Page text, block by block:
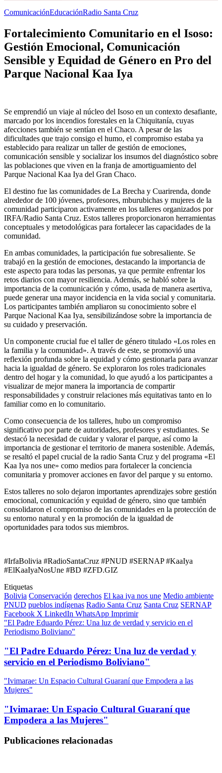
ComunicaciónEducaciónRadio Santa Cruz
Fortalecimiento Comunitario en el Isoso:
Gestión Emocional, Comunicación
Sensible y Equidad de Género en Pro del
Parque Nacional Kaa Iya
Se emprendió un viaje al núcleo del Isoso en un contexto desafiante,
marcado por los incendios forestales en la Chiquitanía, cuyas
afecciones también se sentían en el Chaco. A pesar de las
dificultades que trajo consigo el humo, el compromiso estaba ya
establecido para realizar un taller de gestión de emociones,
comunicación sensible y socializar los insumos del diagnóstico sobre
las poblaciones que viven en la franja de amortiguamiento del
Parque Nacional Kaa Iya del Gran Chaco.
El destino fue las comunidades de La Brecha y Cuarirenda, donde
alrededor de 100 jóvenes, profesores, mburubichas y mujeres de la
comunidad participaron activamente en los talleres organizados por
IRFA/Radio Santa Cruz. Estos talleres proporcionaron herramientas
conceptuales y metodológicas para fortalecer las capacidades de la
comunidad.
En ambas comunidades, la participación fue sobresaliente. Se
trabajó en la gestión de emociones, destacando la importancia de
este aspecto para todas las personas, ya que permite enfrentar los
retos diarios con mayor resiliencia. Además, se habló sobre la
importancia de la comunicación y cómo, usada de manera asertiva,
puede generar una mayor incidencia en la vida social y comunitaria.
Los participantes también ampliaron su conocimiento sobre el
Parque Nacional Kaa Iya, sensibilizándose sobre la importancia de
su cuidado y preservación.
Un componente crucial fue el taller de género titulado «Los roles en
la familia y la comunidad». A través de este, se promovió una
reflexión profunda sobre la equidad y cómo gestionarla para avanzar
hacia la igualdad de género. Se exploraron los roles tradicionales
dentro del hogar y la comunidad, lo que ayudó a los participantes a
visualizar de mejor manera la importancia de compartir
responsabilidades y construir relaciones más equitativas tanto en lo
familiar como en lo comunitario.
Como consecuencia de los talleres, hubo un compromiso
significativo por parte de autoridades, profesores y estudiantes. Se
destacó la necesidad de cuidar y valorar el parque, así como la
importancia de gestionar el territorio de manera sostenible. Además,
se resaltó el papel crucial de la radio Santa Cruz y del programa «El
Kaa Iya nos une» como medios para fortalecer la conciencia
comunitaria y promover acciones en favor del parque y su entorno.
Estos talleres no solo dejaron importantes aprendizajes sobre gestión
emocional, comunicación y equidad de género, sino que también
consolidaron el compromiso de las comunidades en la protección de
su entorno natural y en la promoción de la igualdad de
oportunidades para todos sus miembros.
#IrfaBolivia #RadioSantaCruz #PNUD #SERNAP #KaaIya
#ElKaaIyaNosUne #BD #ZFD.GIZ
Etiquetas
Bolivia Conservación derechos El kaa iya nos une Medio ambiente
PNUD pueblos indígenas Radio Santa Cruz Santa Cruz SERNAP
Facebook X LinkedIn WhatsApp Imprimir
"El Padre Eduardo Pérez: Una luz de verdad y servicio en el
Periodismo Boliviano"
"El Padre Eduardo Pérez: Una luz de verdad y
servicio en el Periodismo Boliviano"
"Ivimarae: Un Espacio Cultural Guaraní que Empodera a las
Mujeres"
"Ivimarae: Un Espacio Cultural Guaraní que
Empodera a las Mujeres"
Publicaciones relacionadas